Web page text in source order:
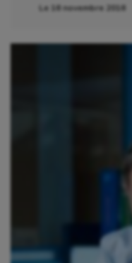
Le 16 novembre 2016